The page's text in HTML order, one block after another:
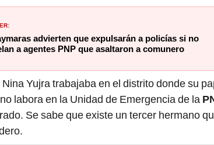
advierten que expulsarán a policías si no
a agentes PNP que asaltaron a comunero
Yujra trabajaba en el distrito donde su
labora en la Unidad de Emergencia de la
Se sabe que existe un tercer hermano